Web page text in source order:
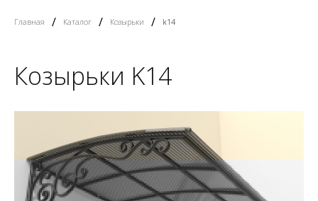
Главная / Каталог / Козырьки / k14
Козырьки K14